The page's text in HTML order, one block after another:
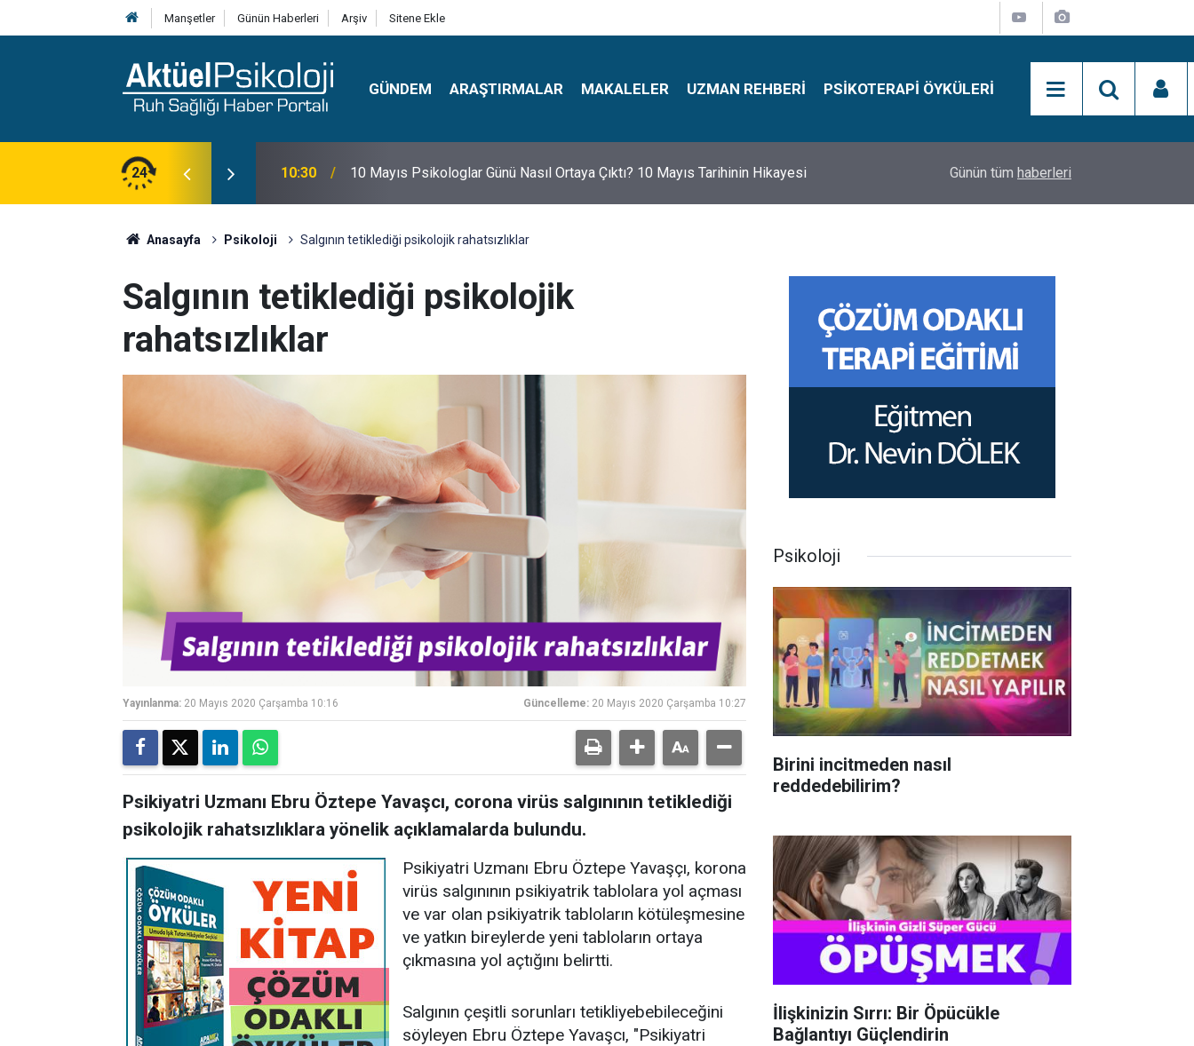
Manşetler Günün Haberleri Arşiv Sitene Ekle
GÜNDEM ARAŞTIRMALAR MAKALELER UZMAN REHBERI PSIKOTERAPI ÖYKÜLERI
24
Klinik Özellikleri, Tanı Kriterleri ve
10:30 10 Mayıs Psikologlar Günü Nasıl Ortaya Çıktı? 10 Mayıs Tarihinin Hikayesi Simon Says Dikkat Programı Nedir?
Günün tüm haberleri
Anasayfa Psikoloji Salgının tetiklediği psikolojik rahatsızlıklar
Salgının tetiklediği psikolojik
rahatsızlıklar
Yayınlanma: 20 Mayıs 2020 Çarşamba 10:16 Güncelleme: 20 Mayıs 2020 Çarşamba 10:27
Psikiyatri Uzmanı Ebru Öztepe Yavaşcı, corona virüs salgınının tetiklediği
psikolojik rahatsızlıklara yönelik açıklamalarda bulundu.
Psikiyatri Uzmanı Ebru Öztepe Yavaşçı, korona
virüs salgınının psikiyatrik tablolara yol açması
ve var olan psikiyatrik tabloların kötüleşmesine
ve yatkın bireylerde yeni tabloların ortaya
çıkmasına yol açtığını belirtti.
Salgının çeşitli sorunları tetikliyebebileceğini
söyleyen Ebru Öztepe Yavaşcı, "Psikiyatri
Psikoloji
Birini incitmeden nasıl
reddedebilirim?
İlişkinizin Sırrı: Bir Öpücükle
Bağlantıyı Güçlendirin